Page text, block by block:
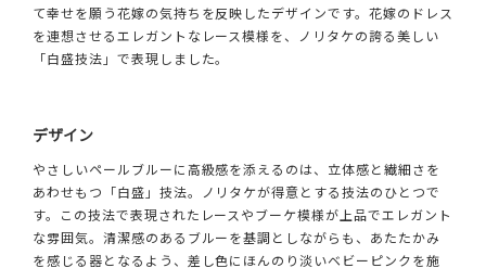
て幸せを願う花嫁の気持ちを反映したデザインです。花嫁のドレス
を連想させるエレガントなレース模様を、ノリタケの誇る美しい
「白盛技法」で表現しました。
デザイン
やさしいペールブルーに高級感を添えるのは、立体感と繊細さを
あわせもつ「白盛」技法。ノリタケが得意とする技法のひとつで
す。この技法で表現されたレースやブーケ模様が上品でエレガント
な雰囲気。清潔感のあるブルーを基調としながらも、あたたかみ
を感じる器となるよう、差し色にほんのり淡いベビーピンクを施